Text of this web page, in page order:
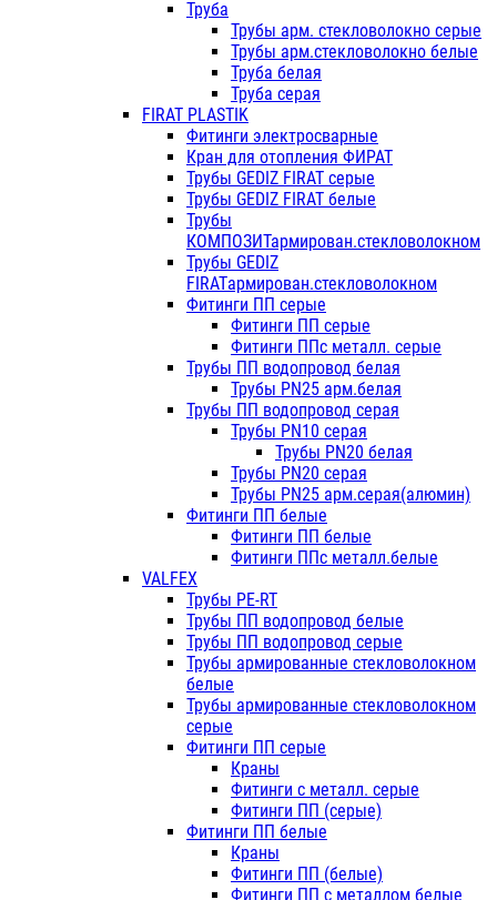
Труба
Трубы арм. стекловолокно серые
Трубы арм.стекловолокно белые
Труба белая
Труба серая
FIRAT PLASTIK
Фитинги электросварные
Кран для отопления ФИРАТ
Трубы GEDIZ FIRAT серые
Трубы GEDIZ FIRAT белые
Трубы
КОМПОЗИТармирован.стекловолокном
Трубы GEDIZ
FIRATармирован.стекловолокном
Фитинги ПП серые
Фитинги ПП серые
Фитинги ППс металл. серые
Трубы ПП водопровод белая
Трубы PN25 арм.белая
Трубы ПП водопровод серая
Трубы PN10 серая
Трубы PN20 белая
Трубы PN20 серая
Трубы PN25 арм.серая(алюмин)
Фитинги ПП белые
Фитинги ПП белые
Фитинги ППс металл.белые
VALFEX
Трубы PE-RT
Трубы ПП водопровод белые
Трубы ПП водопровод серые
Трубы армированные стекловолокном
белые
Трубы армированные стекловолокном
серые
Фитинги ПП серые
Краны
Фитинги с металл. серые
Фитинги ПП (серые)
Фитинги ПП белые
Краны
Фитинги ПП (белые)
Фитинги ПП с металлом белые